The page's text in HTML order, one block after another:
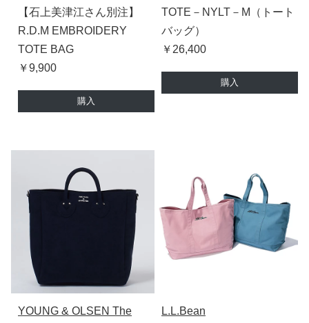
【石上美津江さん別注】
R.D.M EMBROIDERY
TOTE BAG
￥9,900
購入
TOTE－NYLT－M（トート
バッグ）
￥26,400
購入
YOUNG & OLSEN The
L.L.Bean